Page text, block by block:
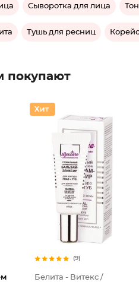
Сыворотка для лица
Тушь для ресниц
покупают
(9)
Белита - Витекс /